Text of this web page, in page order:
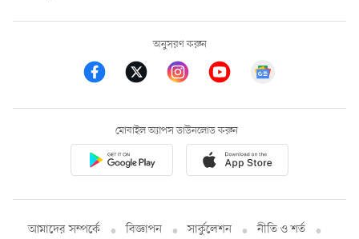
অনুসরণ করুন
মোবাইল অ্যাপস ডাউনলোড করুন
আমাদের সম্পর্কে বিজ্ঞাপন সার্কুলেশন নীতি ও শর্ত